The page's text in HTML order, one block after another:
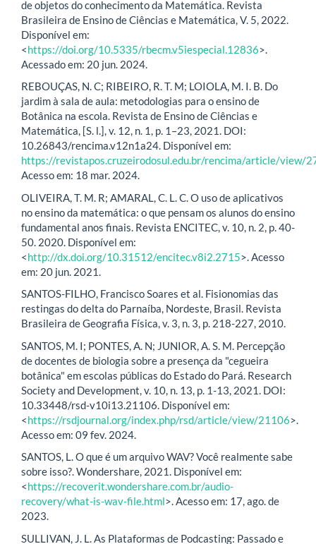
de objetos do conhecimento da Matemática. Revista
Brasileira de Ensino de Ciências e Matemática, V. 5, 2022.
Disponível em:
<https://doi.org/10.5335/rbecm.v5iespecial.12836>.
Acessado em: 20 jun. 2024.
REBOUÇAS, N. C; RIBEIRO, R. T. M; LOIOLA, M. I. B. Do
jardim à sala de aula: metodologias para o ensino de
Botânica na escola. Revista de Ensino de Ciências e
Matemática, [S. l.], v. 12, n. 1, p. 1–23, 2021. DOI:
10.26843/rencima.v12n1a24. Disponível em:
https://revistapos.cruzeirodosul.edu.br/rencima/article/view/
Acesso em: 18 mar. 2024.
OLIVEIRA, T. M. R; AMARAL, C. L. C. O uso de aplicativos
no ensino da matemática: o que pensam os alunos do ensino
fundamental anos finais. Revista ENCITEC, v. 10, n. 2, p. 40-
50. 2020. Disponível em:
<http://dx.doi.org/10.31512/encitec.v8i2.2715>. Acesso
em: 20 jun. 2021.
SANTOS-FILHO, Francisco Soares et al. Fisionomias das
restingas do delta do Parnaíba, Nordeste, Brasil. Revista
Brasileira de Geografia Física, v. 3, n. 3, p. 218-227, 2010.
SANTOS, M. I; PONTES, A. N; JUNIOR, A. S. M. Percepção
de docentes de biologia sobre a presença da "cegueira
botânica" em escolas públicas do Estado do Pará. Research
Society and Development, v. 10, n. 13, p. 1-13, 2021. DOI:
10.33448/rsd-v10i13.21106. Disponível em:
<https://rsdjournal.org/index.php/rsd/article/view/21106>.
Acesso em: 09 fev. 2024.
SANTOS, L. O que é um arquivo WAV? Você realmente sabe
sobre isso?. Wondershare, 2021. Disponível em:
<https://recoverit.wondershare.com.br/audio-
recovery/what-is-wav-file.html>. Acesso em: 17, ago. de
2023.
SULLIVAN, J. L. As Plataformas de Podcasting: Passado e